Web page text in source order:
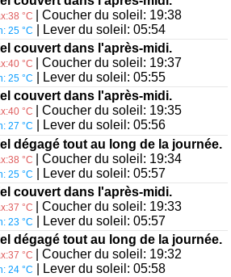
°C | Coucher du soleil: 19:38
25 °C
| Lever du soleil: 05:54
couvert dans l'après-midi.
°C | Coucher du soleil: 19:37
25 °C
| Lever du soleil: 05:55
couvert dans l'après-midi.
°C | Coucher du soleil: 19:35
27 °C
| Lever du soleil: 05:56
dégagé tout au long de la journée.
°C | Coucher du soleil: 19:34
25 °C
| Lever du soleil: 05:57
couvert dans l'après-midi.
°C | Coucher du soleil: 19:33
23 °C
| Lever du soleil: 05:57
dégagé tout au long de la journée.
°C | Coucher du soleil: 19:32
24 °C
| Lever du soleil: 05:58